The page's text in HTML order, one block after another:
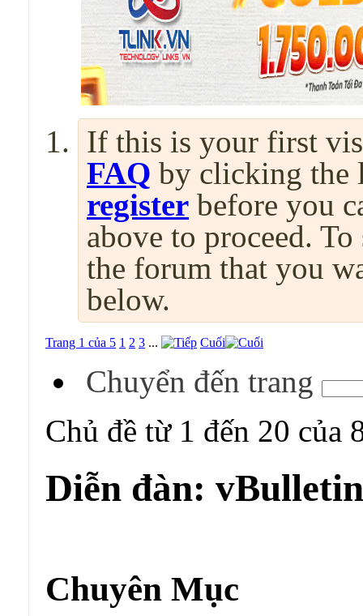
If this is your first
FAQ by clicking the
register before you
above to proceed.
the forum that you
below.
Trang 1 của 5 1 2 3 ... Cuối
Chuyển đến trang
Chủ đề từ 1 đến 20 của
Diễn đàn:
Chuyên Mục